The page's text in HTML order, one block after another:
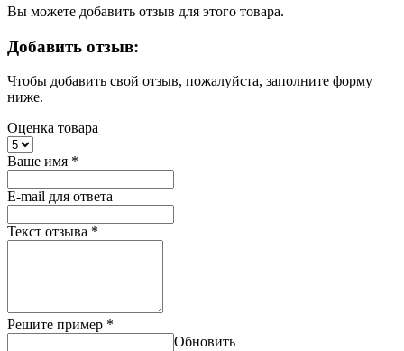
Вы можете добавить отзыв для этого товара.
Добавить отзыв:
Чтобы добавить свой отзыв, пожалуйста, заполните форму
ниже.
Оценка товара
Ваше имя *
E-mail для ответа
Текст отзыва *
Решите пример *
Обновить